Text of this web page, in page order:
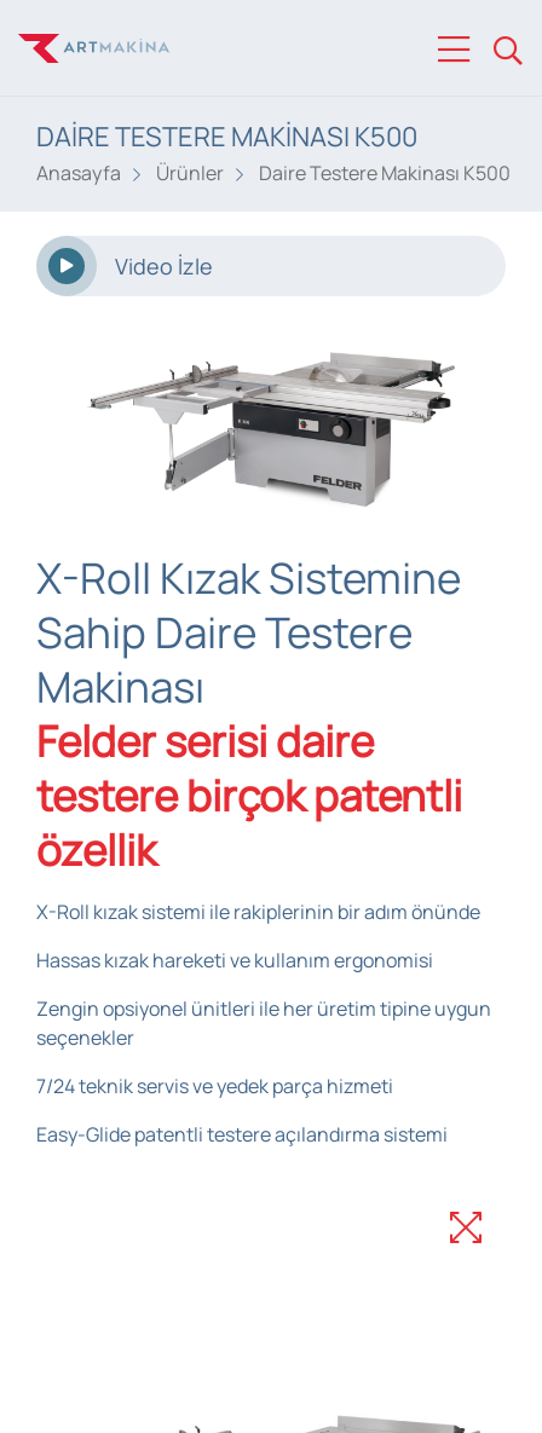
DAIRE TESTERE MAKINASI K500
Anasayfa Ürünler Daire Testere Makinası K500
Video İzle
X-Roll Kızak Sistemine
Sahip Daire Testere
Makinası
Felder serisi daire
testere birçok patentli
özellik
X-Roll kızak sistemi ile rakiplerinin bir adım önünde
Hassas kızak hareketi ve kullanım ergonomisi
Zengin opsiyonel ünitleri ile her üretim tipine uygun
seçenekler
7/24 teknik servis ve yedek parça hizmeti
Easy-Glide patentli testere açılandırma sistemi